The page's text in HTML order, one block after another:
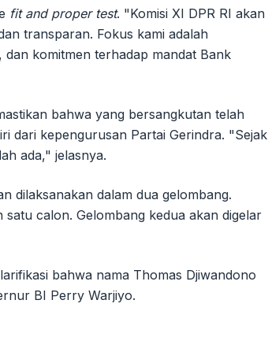
fit and proper test. "Komisi XI DPR RI akan
transparan. Fokus kami adalah
komitmen terhadap mandat Bank
bahwa yang bersangkutan telah
dari kepengurusan Partai Gerindra. "Sejak
ada," jelasnya.
dilaksanakan dalam dua gelombang.
calon. Gelombang kedua akan digelar
bahwa nama Thomas Djiwandono
BI Perry Warjiyo.